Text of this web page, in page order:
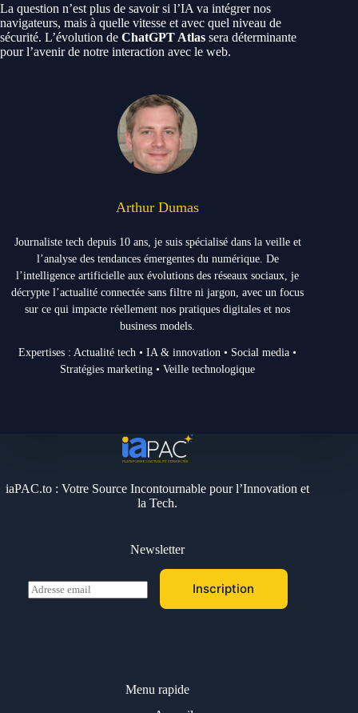
La question n’est plus de savoir si l’IA va intégrer nos
navigateurs, mais à quelle vitesse et avec quel niveau de
sécurité. L’évolution de ChatGPT Atlas sera déterminante
pour l’avenir de notre interaction avec le web.
Arthur Dumas
Journaliste tech depuis 10 ans, je suis spécialisé dans la veille et
l’analyse des tendances émergentes du numérique. De
l’intelligence artificielle aux évolutions des réseaux sociaux, je
décrypte l’actualité connectée sans filtre ni jargon, avec un focus
sur ce qui impacte réellement nos pratiques digitales et nos
business models.
Expertises : Actualité tech • IA & innovation • Social media •
Stratégies marketing • Veille technologique
iaPAC.to : Votre Source Incontournable pour l’Innovation et
la Tech.
Newsletter
E
m
Inscription
Menu rapide